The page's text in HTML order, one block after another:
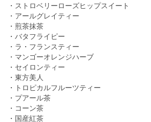
・ストロベリーローズヒップスイート
・アールグレイティー
・煎茶抹茶
・バタフライピー
・ラ・フランスティー
・マンゴーオレンジハーブ
・セイロンティー
・東方美人
・トロピカルフルーツティー
・プアール茶
・コーン茶
・国産紅茶